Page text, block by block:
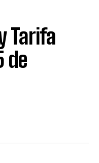
Tarifa
de